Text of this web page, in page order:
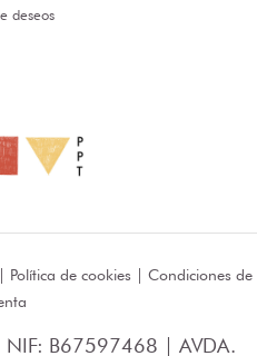
deseos
Política de cookies | Condiciones de
| NIF: B67597468 | AVDA.